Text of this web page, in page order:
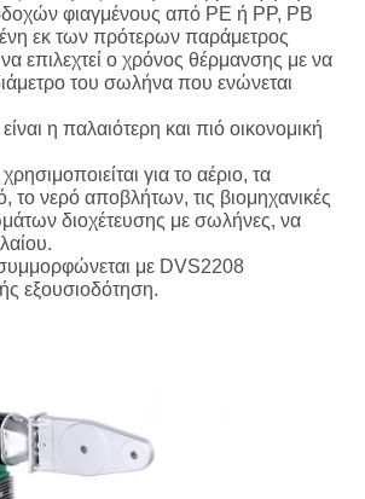
φιαγμένους από PE ή PP, PB
εκ των πρότερων παράμετρος
επιλεχτεί ο χρόνος θέρμανσης με να
του σωλήνα που ενώνεται
η παλαιότερη και πιό οικονομική
για το αέριο, τα
το νερό αποβλήτων, τις βιομηχανικές
διοχέτευσης με σωλήνες, να
με DVS2208
εξουσιοδότηση.